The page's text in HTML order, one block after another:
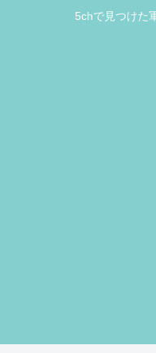
5chで見つけた